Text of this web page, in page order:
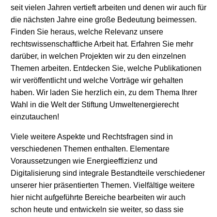
Märkte
Netze
Sektorenkopplung
Speicher
Stromerzeugung
Wasserstoff
Projekte
Publikationen
News
seit vielen Jahren vertieft arbeiten und denen wir auch für
die nächsten Jahre eine große Bedeutung beimessen.
Finden Sie heraus, welche Relevanz unsere
rechtswissenschaftliche Arbeit hat. Erfahren Sie mehr
darüber, in welchen Projekten wir zu den einzelnen
Themen arbeiten. Entdecken Sie, welche Publikationen
wir veröffentlicht und welche Vorträge wir gehalten
haben. Wir laden Sie herzlich ein, zu dem Thema Ihrer
Wahl in die Welt der Stiftung Umweltenergierecht
einzutauchen!
Viele weitere Aspekte und Rechtsfragen sind in
verschiedenen Themen enthalten. Elementare
Voraussetzungen wie Energieeffizienz und
Digitalisierung sind integrale Bestandteile verschiedener
unserer hier präsentierten Themen. Vielfältige weitere
hier nicht aufgeführte Bereiche bearbeiten wir auch
schon heute und entwickeln sie weiter, so dass sie